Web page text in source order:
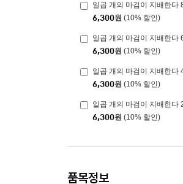
일곱 개의 마검이 지배한다
6,300원 (10% 할인)
일곱 개의 마검이 지배한다
6,300원 (10% 할인)
일곱 개의 마검이 지배한다
6,300원 (10% 할인)
일곱 개의 마검이 지배한다
6,300원 (10% 할인)
품목정보